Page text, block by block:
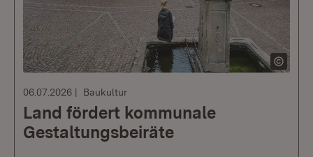
06.07.2026 Baukultur
Land fördert kommunale
Gestaltungsbeiräte